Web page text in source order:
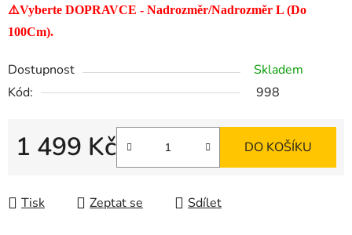
⚠️Vyberte DOPRAVCE - Nadrozměr/Nadrozměr L (Do
100Cm).
Dostupnost
Skladem
Kód:
998
1 499 Kč DO KOŠÍKU
Tisk Zeptat se Sdílet